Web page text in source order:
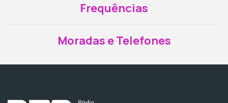
Frequências
Moradas e Telefones